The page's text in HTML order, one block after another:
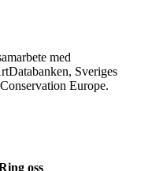
med
Sveriges
Europe.
oss